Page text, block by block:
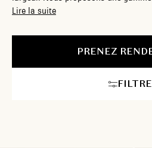
qui s’adaptent à vos goûts et à vos
traditionnel blanc, gris et noir. Les
permettent de s’adapter à votre style de vie.
Nos conseillers en décoration sont
Lire la suite
PRENEZ